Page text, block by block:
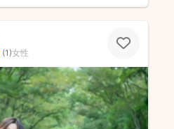
(1)女性